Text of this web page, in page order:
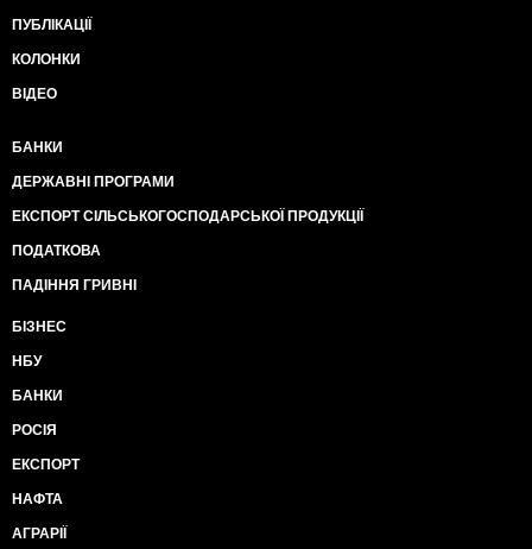
ПУБЛІКАЦІЇ
КОЛОНКИ
ВІДЕО
БАНКИ
ДЕРЖАВНІ ПРОГРАМИ
ЕКСПОРТ СІЛЬСЬКОГОСПОДАРСЬКОЇ ПРОДУКЦІЇ
ПОДАТКОВА
ПАДІННЯ ГРИВНІ
БІЗНЕС
НБУ
БАНКИ
РОСІЯ
ЕКСПОРТ
НАФТА
АГРАРІЇ